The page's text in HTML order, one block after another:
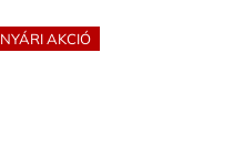
NYÁRI AKCIÓ